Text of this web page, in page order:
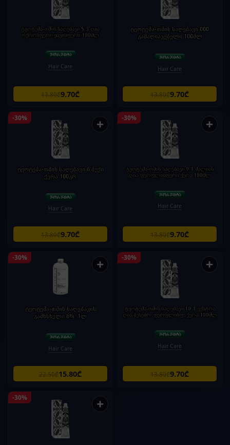
ტეოტემა-თმის საღებავი 5,3 ღია
ოქროსფერი ყავისფერი.100მლ
Hair Care
13.80₾9.70₾
ტეოტემა-თმის საღებავი 000
გამაღიავებელი 100მლ
Hair Care
13.80₾9.70₾
-30% +
ტეოტემა-თმის საღებავი 6 მუქი
ქერა 100გრ
Hair Care
13.80₾9.70₾
-30% +
ტეოტემა-თმის საღებავი 9.1 ძალიან
ღია ფერფლისფერი ქერა 100მლ
Hair Care
13.80₾9.70₾
-30% +
ტეოტემა-თმის საღებავის
გამხსნელი 6%. 1ლ
Hair Care
22.50₾15.80₾
-30% +
ტეოტემა-თმის საღებავი 10.1 ექსტრა
ღია ბუნებრ. ფერფლისფ. ქერა 100მლ
Hair Care
13.80₾9.70₾
-30% +